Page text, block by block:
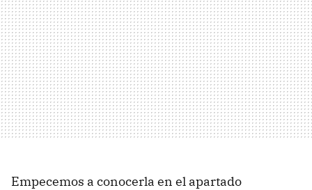
Empecemos a conocerla en el apartado